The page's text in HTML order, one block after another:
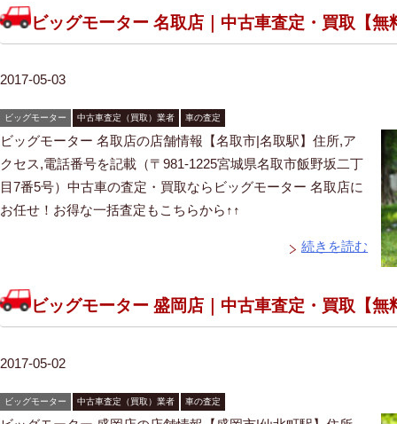
ビッグモーター 名取店｜中古車査定・買取【無
2017-05-03
ビッグモーター 中古車査定（買取）業者 車の査定
ビッグモーター 名取店の店舗情報【名取市|名取駅】住所,ア
クセス,電話番号を記載（〒981-1225宮城県名取市飯野坂二丁
目7番5号）中古車の査定・買取ならビッグモーター 名取店に
お任せ！お得な一括査定もこちらから↑↑
続きを読む
ビッグモーター 盛岡店｜中古車査定・買取【無
2017-05-02
ビッグモーター 中古車査定（買取）業者 車の査定